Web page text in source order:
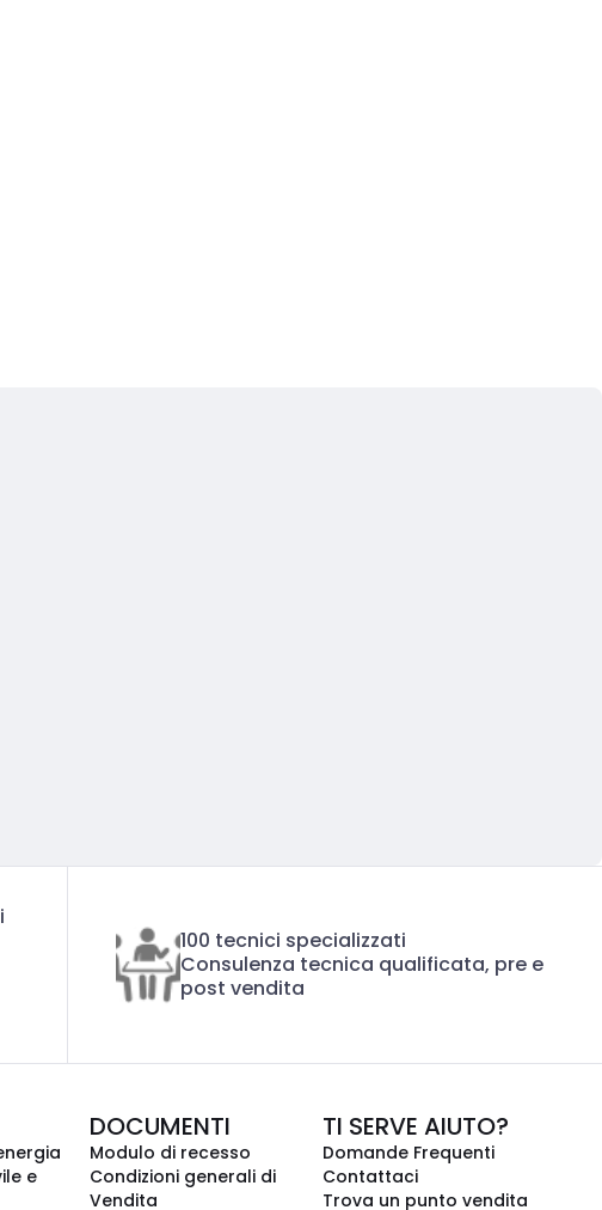
100 tecnici specializzati
Consulenza tecnica qualificata, pre e
post vendita
e
DOCUMENTI
Modulo di recesso
Condizioni generali di
Vendita
TI SERVE AIUTO?
Domande Frequenti
Contattaci
Trova un punto vendita